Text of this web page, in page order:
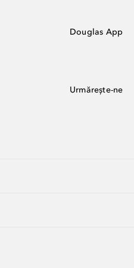
Douglas App
Urmărește-ne